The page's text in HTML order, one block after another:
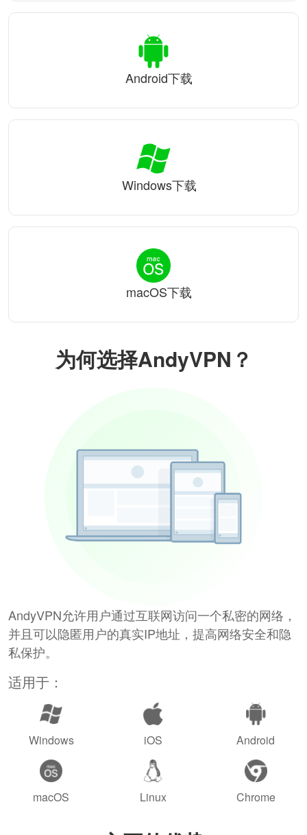
为何选择AndyVPN？
AndyVPN允许用户通过互联网访问一个私密的网络，
并且可以隐匿用户的真实IP地址，提高网络安全和隐
私保护。
适用于：
Windows iOS Android
macOS Linux Chrome
Android下载
Windows下载
macOS下载